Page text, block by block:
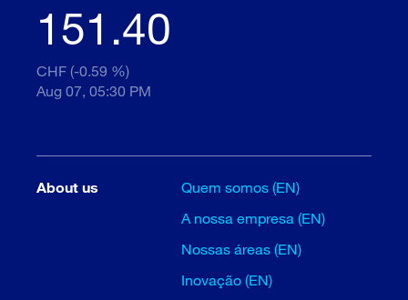
151.40
CHF (-0.59 %)
Aug 07, 05:30 PM
About us
Quem somos (EN)
A nossa empresa (EN)
Nossas áreas (EN)
Inovação (EN)